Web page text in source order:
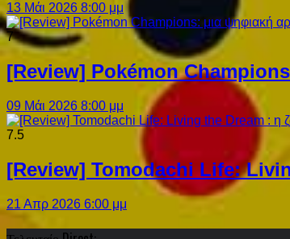
13 Μάι 2026 8:00 μμ
7
[Review] Pokémon
09 Μάι 2026 8:00 μμ
7.5
[Review] Tomodachi Life:
21 Απρ 2026 6:00 μμ